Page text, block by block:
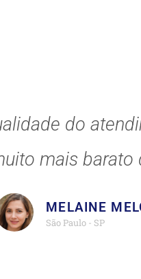
do
mais barato
MELAINE
São Paulo - SP